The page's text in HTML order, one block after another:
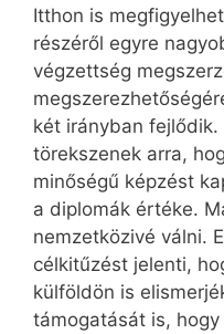
Itthon is
részéről egyre
végzettség
két irányban
törekszenek arra,
minőségű képzést
a diplomák értéke.
nemzetközivé válni.
célkitűzést jelenti,
külföldön is
támogatását is,